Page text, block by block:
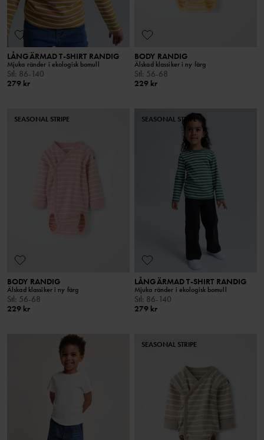
LÅNGÄRMAD T-SHIRT RANDIG
Mjuka ränder i ekologisk bomull
Stl: 86-140
279 kr
BODY RANDIG
Älskad klassiker i ny färg
Stl: 56-68
229 kr
SEASONAL STRIPE
BODY RANDIG
Älskad klassiker i ny färg
Stl: 56-68
229 kr
SEASONAL STRIPE
LÅNGÄRMAD T-SHIRT RANDIG
Mjuka ränder i ekologisk bomull
Stl: 86-140
279 kr
SEASONAL STRIPE